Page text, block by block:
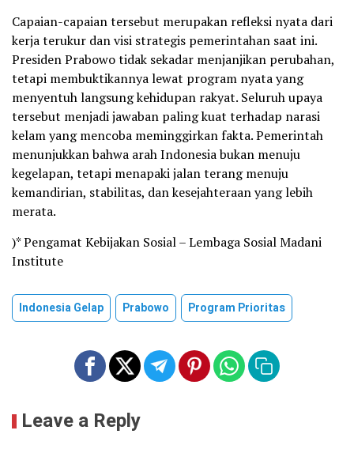
Capaian-capaian tersebut merupakan refleksi nyata dari
kerja terukur dan visi strategis pemerintahan saat ini.
Presiden Prabowo tidak sekadar menjanjikan perubahan,
tetapi membuktikannya lewat program nyata yang
menyentuh langsung kehidupan rakyat. Seluruh upaya
tersebut menjadi jawaban paling kuat terhadap narasi
kelam yang mencoba meminggirkan fakta. Pemerintah
menunjukkan bahwa arah Indonesia bukan menuju
kegelapan, tetapi menapaki jalan terang menuju
kemandirian, stabilitas, dan kesejahteraan yang lebih
merata.
)* Pengamat Kebijakan Sosial – Lembaga Sosial Madani
Institute
Indonesia Gelap Prabowo Program Prioritas
Leave a Reply